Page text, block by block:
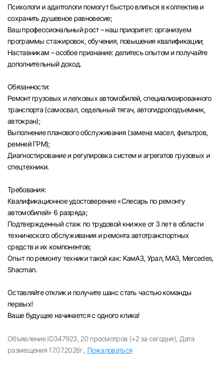
Вход в личный кабинет
вакансии с контактами и оставлять отклики
E-mail или Телефон
Психологи и адаптологи помогут быстро влиться в коллектив и
сохранить душевное равновесие;
Ваш профессиональный рост – наш приоритет: организуем
программы стажировок, обучения, повышения квалификации;
Наставникам – особое признание: делитесь опытом и получайте
дополнительный доход.
Обязанности:
Ремонт грузовых и легковых автомобилей, специализированного
транспорта (самосвал, седельный тягач, автогидроподъемник,
автокран);
Выполнение планового обслуживания (замена масел, фильтров,
ремней ГРМ);
Диагностирование и регулировка систем и агрегатов грузовых и
спецтехники.
Требования:
Квалификационное удостоверение «Слесарь по ремонту
автомобилей» 6 разряда;
Подтвержденный стаж по трудовой книжке от 3 лет в области
технического обслуживания и ремонта автотранспортных
средств и их компонентов;
Опыт по ремонту техники такой как: КамАЗ, Урал, МАЗ, Mercedes,
Shacman.
Оставляйте отклик и получите шанс стать частью команды
первых!
Ваше будущее начинается с одного клика!
Объявление ID347923, 20 просмотров (+2 за сегодня), Дата
размещения 17.07.2026г., Пожаловаться